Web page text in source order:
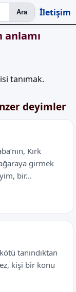
Ara İletişim
anlamı
tanımak.
deyimler
Kırk
girmek
bir...
tanındıktan
kişi bir konu